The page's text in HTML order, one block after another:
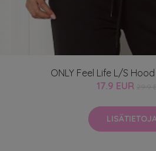
ONLY Feel Life L/S
17.9 EUR